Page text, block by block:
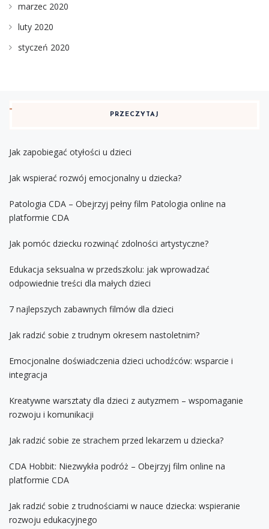
marzec 2020
luty 2020
styczeń 2020
PRZECZYTAJ
Jak zapobiegać otyłości u dzieci
Jak wspierać rozwój emocjonalny u dziecka?
Patologia CDA – Obejrzyj pełny film Patologia online na
platformie CDA
Jak pomóc dziecku rozwinąć zdolności artystyczne?
Edukacja seksualna w przedszkolu: jak wprowadzać
odpowiednie treści dla małych dzieci
7 najlepszych zabawnych filmów dla dzieci
Jak radzić sobie z trudnym okresem nastoletnim?
Emocjonalne doświadczenia dzieci uchodźców: wsparcie i
integracja
Kreatywne warsztaty dla dzieci z autyzmem – wspomaganie
rozwoju i komunikacji
Jak radzić sobie ze strachem przed lekarzem u dziecka?
CDA Hobbit: Niezwykła podróż – Obejrzyj film online na
platformie CDA
Jak radzić sobie z trudnościami w nauce dziecka: wspieranie
rozwoju edukacyjnego